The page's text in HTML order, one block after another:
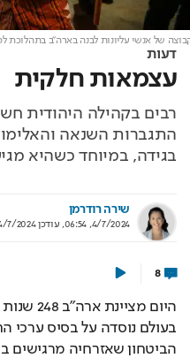
של אנשי עליונות לבנה בארה"ב בתהלוכת
דעות
עצמאות חלקית
רבים בקהילה היהודית
התגברות השנאה
בגידה, במיוחד כשהיא
שירה רודרמן
4/7/2024, 06:54
,עודכן4/7/2024, 06:54
8